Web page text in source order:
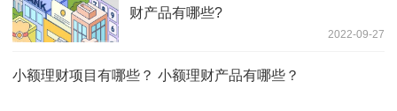
财产品有哪些?
2022-09-27
小额理财项目有哪些？ 小额理财产品有哪些？